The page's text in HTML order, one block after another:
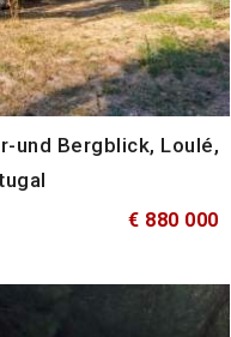
und Bergblick, Loulé,
€ 880 000